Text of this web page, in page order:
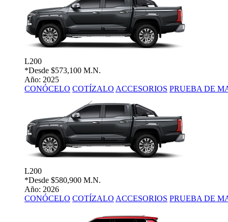
L200
*Desde $573,100 M.N.
Año: 2025
CONÓCELO COTÍZALO ACCESORIOS PRUEBA DE
L200
*Desde $580,900 M.N.
Año: 2026
CONÓCELO COTÍZALO ACCESORIOS PRUEBA DE